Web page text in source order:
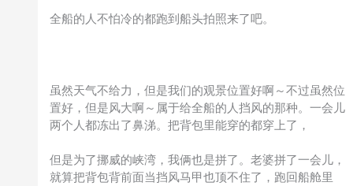
全船的人不怕冷的都跑到船头拍照来了吧。
虽然天气不给力，但是我们的观景位置好啊～不过虽然位
置好，但是风大啊～属于给全船的人挡风的那种。一会儿
两个人都冻出了鼻涕。把背包里能穿的都穿上了，
但是为了挪威的峡湾，我俩也是拼了。老婆拼了一会儿，
就算把背包背前面当挡风马甲也顶不住了，跑回船舱里